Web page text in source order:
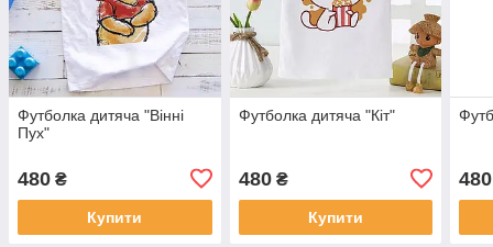
Футболка дитяча "Вінні
Пух"
480 ₴
Купити
Футболка дитяча "Кіт"
480₴
Купити
480